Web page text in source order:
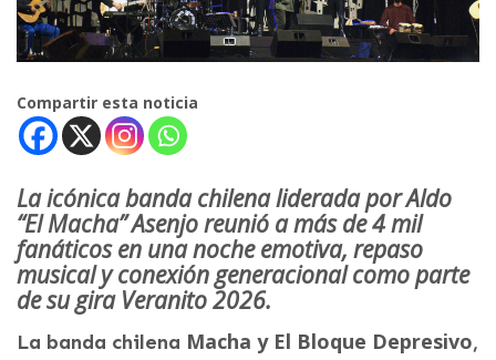
Compartir esta noticia
La icónica banda chilena liderada por Aldo
“El Macha” Asenjo reunió a más de 4 mil
fanáticos en una noche emotiva, repaso
musical y conexión generacional como parte
de su gira Veranito 2026.
La banda chilena Macha y El Bloque Depresivo,